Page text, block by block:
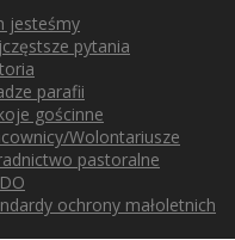
jesteśmy
pytania
parafii
gościnne
Wolontariusze
pastoralne
ochrony małoletnich